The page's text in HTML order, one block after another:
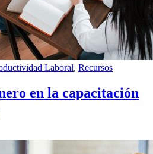
Laboral, Recursos
en la capacitación